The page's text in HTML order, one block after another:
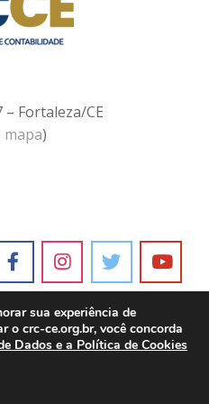
– Fortaleza/CE
mapa)
sua experiência de
o crc-ce.org.br, você concorda
Dados e a Política de Cookies